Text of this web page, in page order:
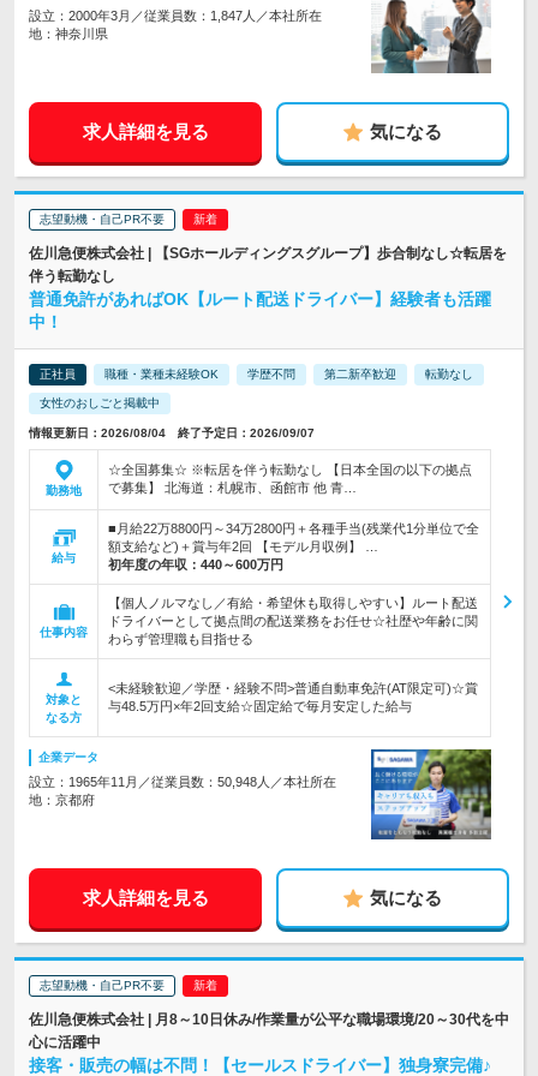
設立：2000年3月／従業員数：1,847人／本社所在
地：神奈川県
求人詳細を見る 気になる
志望動機・自己PR不要
佐川急便株式会社 | 【SGホールディングスグループ】歩合制なし☆転居を
伴う転勤なし
普通免許があればOK【ルート配送ドライバー】経験者も活躍
中！
正社員 職種・業種未経験OK 学歴不問 第二新卒歓迎 転勤なし
女性のおしごと掲載中
情報更新日：2026/08/04 終了予定日：2026/09/07
勤務地
☆全国募集☆ ※転居を伴う転勤なし 【日本全国の以下の拠点
で募集】 北海道：札幌市、函館市 他 青…
給与
■月給22万8800円～34万2800円＋各種手当(残業代1分単位で全
額支給など)＋賞与年2回 【モデル月収例】 …
初年度の年収： 440～600万円
仕事内容
【個人ノルマなし／有給・希望休も取得しやすい】ルート配送
ドライバーとして拠点間の配送業務をお任せ☆社歴や年齢に関
わらず管理職も目指せる
対象と
なる方
<未経験歓迎／学歴・経験不問>普通自動車免許(AT限定可)☆賞
与48.5万円×年2回支給☆固定給で毎月安定した給与
企業データ
設立：1965年11月／従業員数：50,948人／本社所在
地：京都府
求人詳細を見る 気になる
志望動機・自己PR不要
佐川急便株式会社 | 月8～10日休み/作業量が公平な職場環境/20～30代を中
心に活躍中
接客・販売の幅は不問！【セールスドライバー】独身寮完備♪